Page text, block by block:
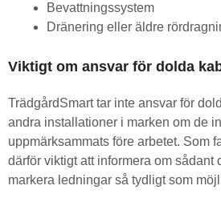
Bevattningssystem
Dränering eller äldre
Viktigt om ansvar för dolda
TrädgårdSmart tar inte ansvar för
andra installationer i marken om de
uppmärksammats före arbetet. Som
därför viktigt att informera om sådant
markera ledningar så tydligt som